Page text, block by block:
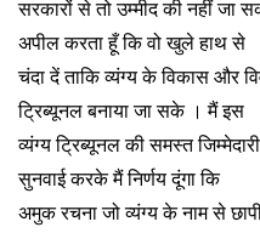
सरकारों से तो उम्मीद की नहीं जा
अपील करता हूँ कि वो खुले हाथ से
चंदा दें ताकि व्यंग्य के विकास और
ट्रिब्यूनल बनाया जा सके । मैं इस
व्यंग्य ट्रिब्यूनल की समस्त
सुनवाई करके मैं निर्णय दूंगा कि
अमुक रचना जो व्यंग्य के नाम से